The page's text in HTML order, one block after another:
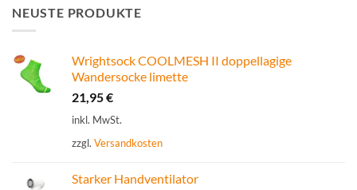
NEUSTE PRODUKTE
Wrightsock COOLMESH II doppellagige
Wandersocke limette
21,95€
inkl. MwSt.
zzgl. Versandkosten
Starker Handventilator